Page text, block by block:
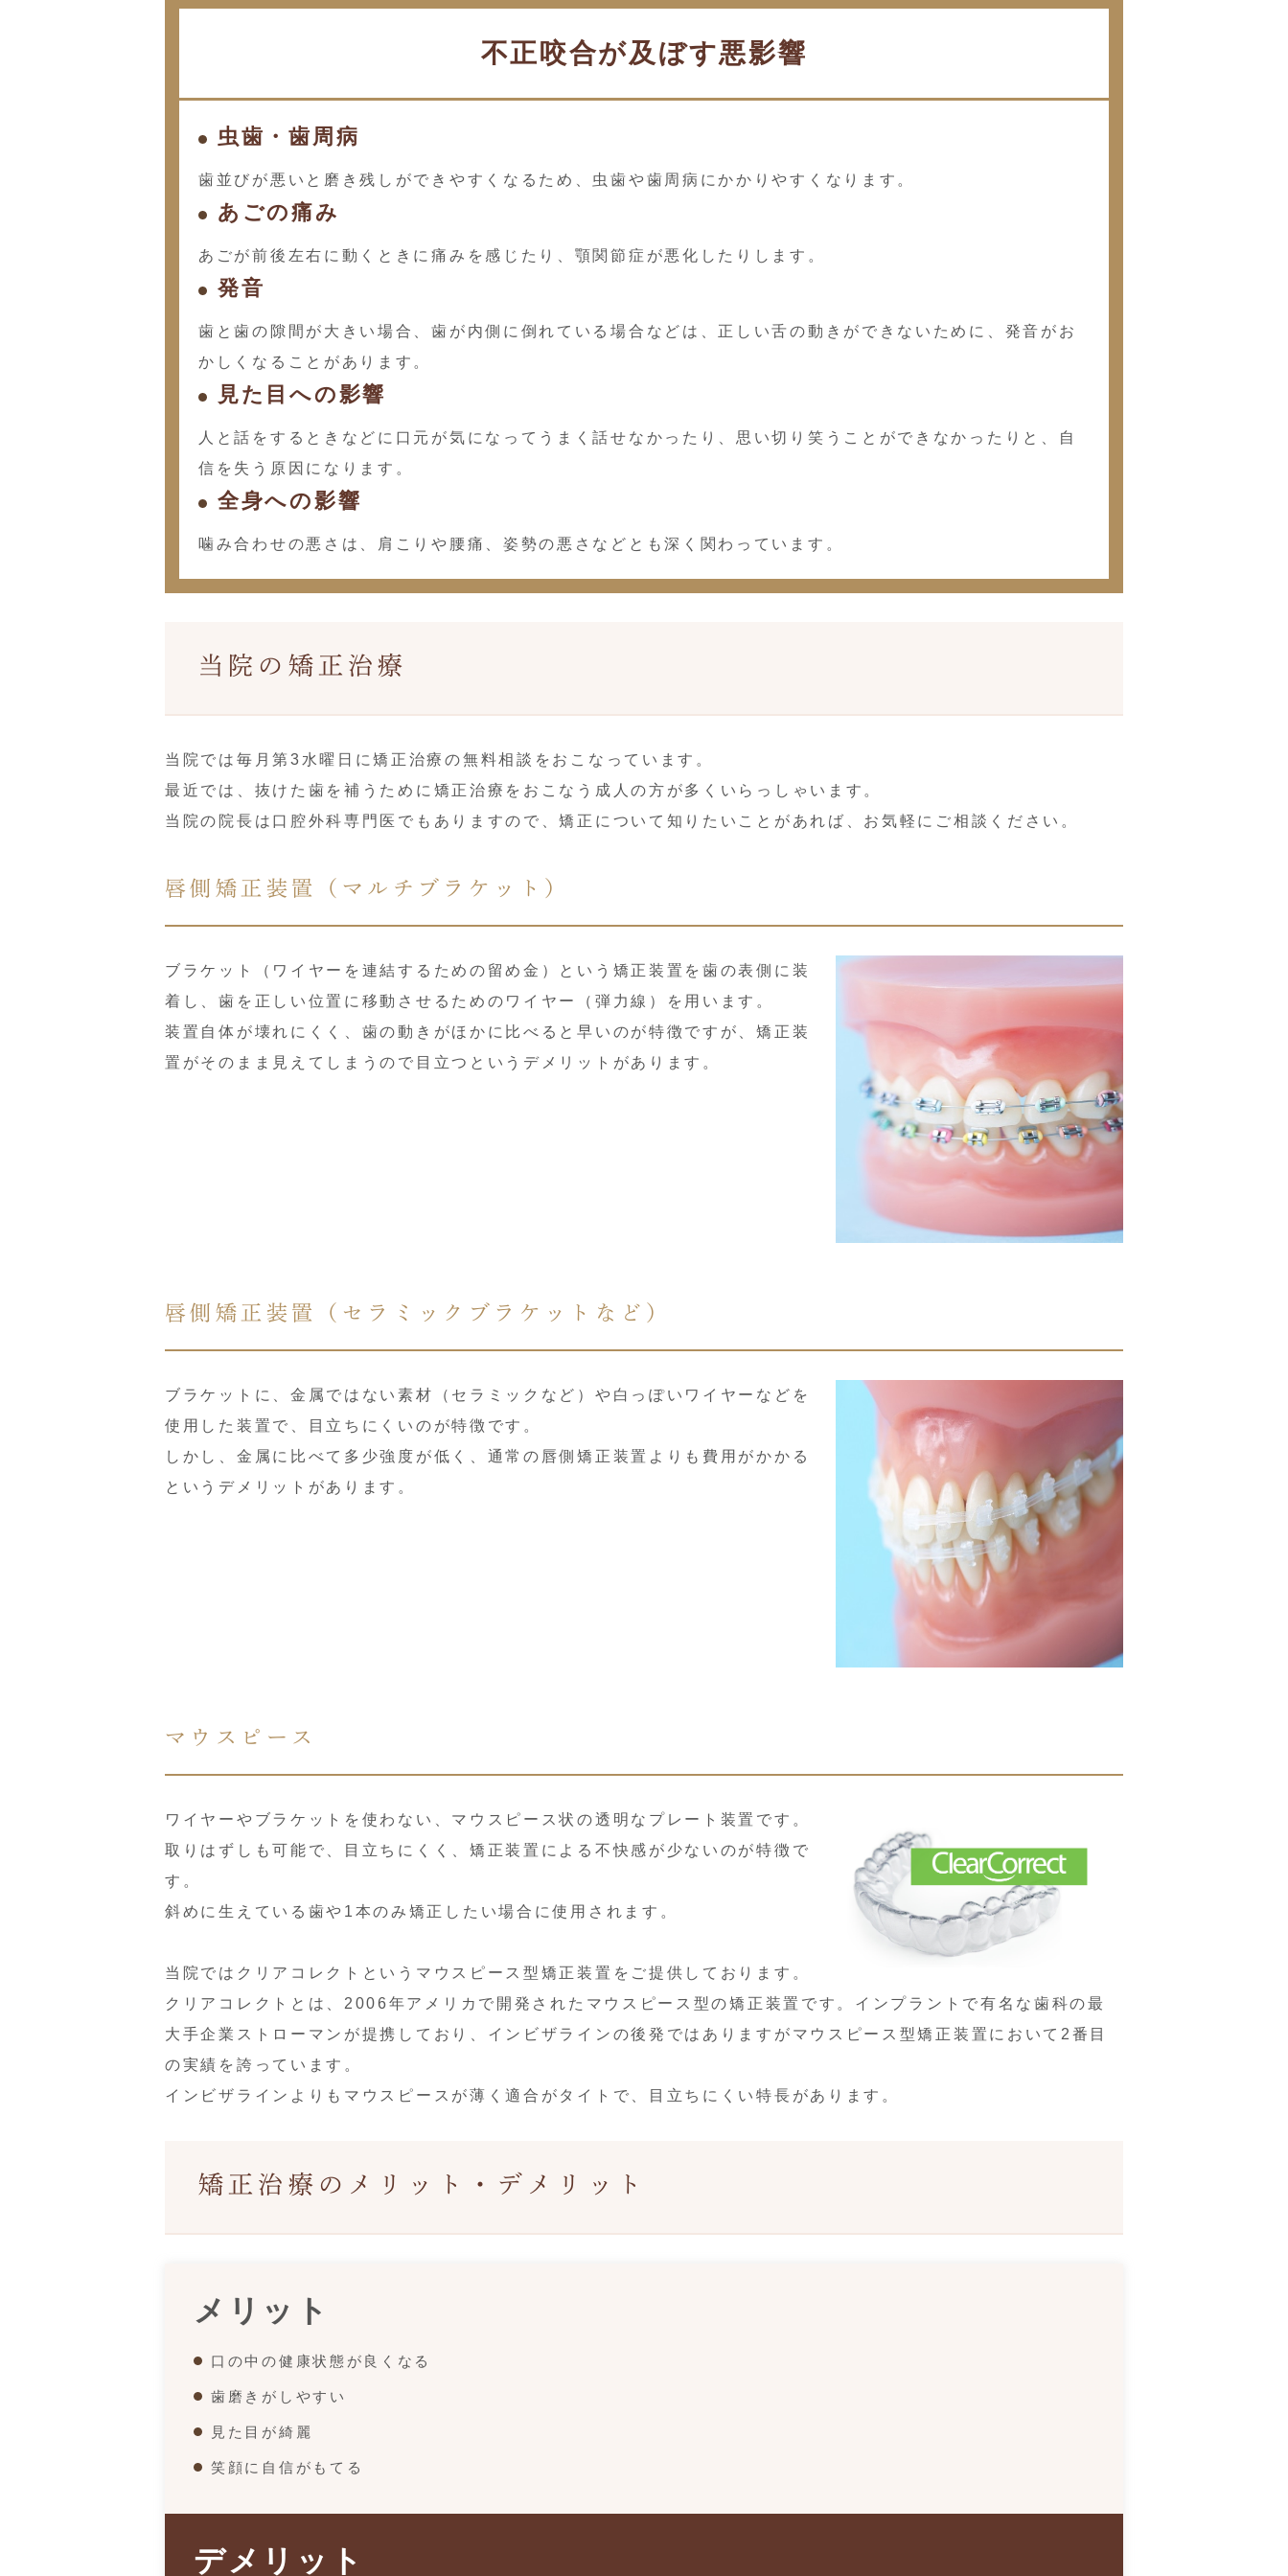
不正咬合が及ぼす悪影響
虫歯・歯周病
歯並びが悪いと磨き残しができやすくなるため、虫歯や歯周病にかかりやすくなります。
あごの痛み
あごが前後左右に動くときに痛みを感じたり、顎関節症が悪化したりします。
発音
歯と歯の隙間が大きい場合、歯が内側に倒れている場合などは、正しい舌の動きができないために、発音がお
かしくなることがあります。
見た目への影響
人と話をするときなどに口元が気になってうまく話せなかったり、思い切り笑うことができなかったりと、自
信を失う原因になります。
全身への影響
噛み合わせの悪さは、肩こりや腰痛、姿勢の悪さなどとも深く関わっています。
当院の矯正治療
当院では毎月第3水曜日に矯正治療の無料相談をおこなっています。
最近では、抜けた歯を補うために矯正治療をおこなう成人の方が多くいらっしゃいます。
当院の院長は口腔外科専門医でもありますので、矯正について知りたいことがあれば、お気軽にご相談ください。
唇側矯正装置（マルチブラケット）
ブラケット（ワイヤーを連結するための留め金）という矯正装置を歯の表側に装
着し、歯を正しい位置に移動させるためのワイヤー（弾力線）を用います。
装置自体が壊れにくく、歯の動きがほかに比べると早いのが特徴ですが、矯正装
置がそのまま見えてしまうので目立つというデメリットがあります。
唇側矯正装置（セラミックブラケットなど）
ブラケットに、金属ではない素材（セラミックなど）や白っぽいワイヤーなどを
使用した装置で、目立ちにくいのが特徴です。
しかし、金属に比べて多少強度が低く、通常の唇側矯正装置よりも費用がかかる
というデメリットがあります。
マウスピース
ワイヤーやブラケットを使わない、マウスピース状の透明なプレート装置です。
取りはずしも可能で、目立ちにくく、矯正装置による不快感が少ないのが特徴で
す。
斜めに生えている歯や1本のみ矯正したい場合に使用されます。
当院ではクリアコレクトというマウスピース型矯正装置をご提供しております。
クリアコレクトとは、2006年アメリカで開発されたマウスピース型の矯正装置です。インプラントで有名な歯科の最
大手企業ストローマンが提携しており、インビザラインの後発ではありますがマウスピース型矯正装置において2番目
の実績を誇っています。
インビザラインよりもマウスピースが薄く適合がタイトで、目立ちにくい特長があります。
矯正治療のメリット・デメリット
メリット
口の中の健康状態が良くなる
歯磨きがしやすい
見た目が綺麗
笑顔に自信がもてる
デメリット